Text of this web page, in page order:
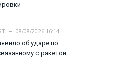
08/08/2026 16:14
об ударе по
с ракетой